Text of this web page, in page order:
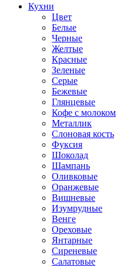
Кухни
Цвет
Белые
Черные
Желтые
Красные
Зеленые
Серые
Бежевые
Глянцевые
Кофе с молоком
Металлик
Слоновая кость
Фуксия
Шоколад
Шампань
Оливковые
Оранжевые
Вишневые
Изумрудные
Венге
Ореховые
Янтарные
Сиреневые
Салатовые